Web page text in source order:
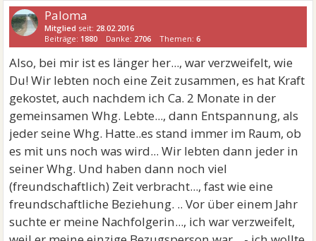
Paloma
Mitglied seit: 28.02.2016
Beiträge: 1880 Danke: 2706 Themen:6
Also, bei mir ist es länger her..., war verzweifelt, wie
Du! Wir lebten noch eine Zeit zusammen, es hat Kraft
gekostet, auch nachdem ich Ca. 2 Monate in der
gemeinsamen Whg. Lebte..., dann Entspannung, als
jeder seine Whg. Hatte..es stand immer im Raum, ob
es mit uns noch was wird... Wir lebten dann jeder in
seiner Whg. Und haben dann noch viel
(freundschaftlich) Zeit verbracht..., fast wie eine
freundschaftliche Beziehung. .. Vor über einem Jahr
suchte er meine Nachfolgerin..., ich war verzweifelt,